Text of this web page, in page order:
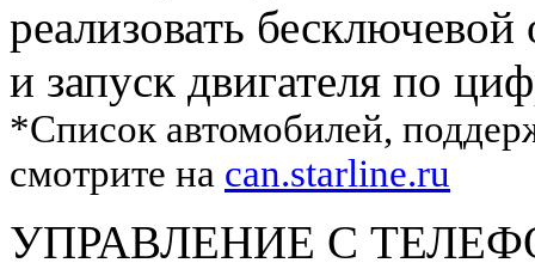
реализовать
и запуск двигателя по
*Список автомобилей,
смотрите на can.starline.ru
УПРАВЛЕНИЕ С